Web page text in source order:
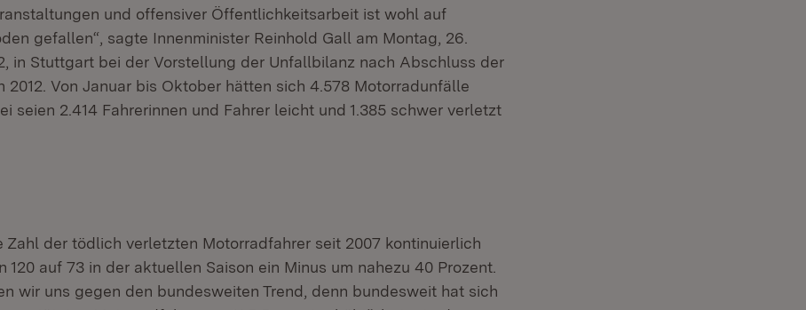
und offensiver Öffentlichkeitsarbeit ist wohl auf
gefallen“, sagte Innenminister Reinhold Gall am Montag, 26.
in Stuttgart bei der Vorstellung der Unfallbilanz nach Abschluss der
2012. Von Januar bis Oktober hätten sich 4.578 Motorradunfälle
seien 2.414 Fahrerinnen und Fahrer leicht und 1.385 schwer verletzt
Zahl der tödlich verletzten Motorradfahrer seit 2007 kontinuierlich
120 auf 73 in der aktuellen Saison ein Minus um nahezu 40 Prozent.
wir uns gegen den bundesweiten Trend, denn bundesweit hat sich